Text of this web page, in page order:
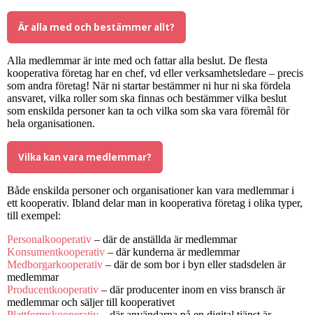
Är alla med och bestämmer allt?
Alla medlemmar är inte med och fattar alla beslut. De flesta
kooperativa företag har en chef, vd eller verksamhetsledare – precis
som andra företag! När ni startar bestämmer ni hur ni ska fördela
ansvaret, vilka roller som ska finnas och bestämmer vilka beslut
som enskilda personer kan ta och vilka som ska vara föremål för
hela organisationen.
Vilka kan vara medlemmar?
Både enskilda personer och organisationer kan vara medlemmar i
ett kooperativ. Ibland delar man in kooperativa företag i olika typer,
till exempel:
Personalkooperativ – där de anställda är medlemmar
Konsumentkooperativ – där kunderna är medlemmar
Medborgarkooperativ – där de som bor i byn eller stadsdelen är
medlemmar
Producentkooperativ – där producenter inom en viss bransch är
medlemmar och säljer till kooperativet